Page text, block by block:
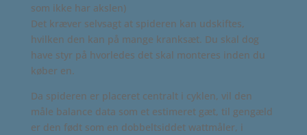
som ikke har akslen)
Det kræver selvsagt at spideren kan udskiftes,
hvilken den kan på mange kranksæt. Du skal dog
have styr på hvorledes det skal monteres inden du
køber en.
Da spideren er placeret centralt i cyklen, vil den
måle balance data som et estimeret gæt, til gengæld
er den født som en dobbeltsiddet wattmåler, i